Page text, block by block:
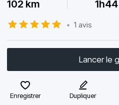
102 km 1h44
• 1 avis
Lancer le
Enregistrer Dupliquer